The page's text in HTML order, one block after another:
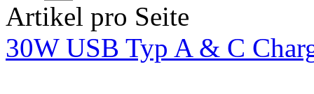
Artikel pro Seite
30W USB Typ A & C